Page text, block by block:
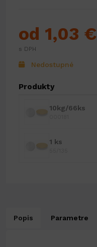
Nedostupné
od 1,03 €
s DPH
Produkty
10kg/66ks
1 ks
Popis Parametre